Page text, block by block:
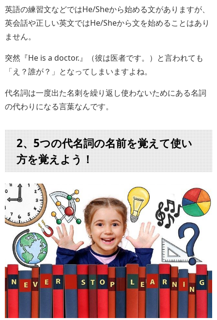
英語の練習文などではHe/Sheから始める文がありますが、
英会話や正しい英文ではHe/Sheから文を始めることはあり
ません。
突然『He is a doctor.』（彼は医者です。）と言われても
「え？誰が？」となってしまいますよね。
代名詞は一度出た名刺を繰り返し使わないためにある名詞
の代わりになる言葉なんです。
2、5つの代名詞の名前を覚えて使い
方を覚えよう！